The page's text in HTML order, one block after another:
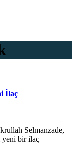
İlaç
Selmanzade,
yeni bir ilaç